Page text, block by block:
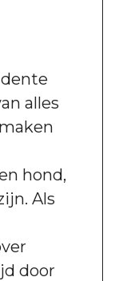
alles
hond,
Als
door